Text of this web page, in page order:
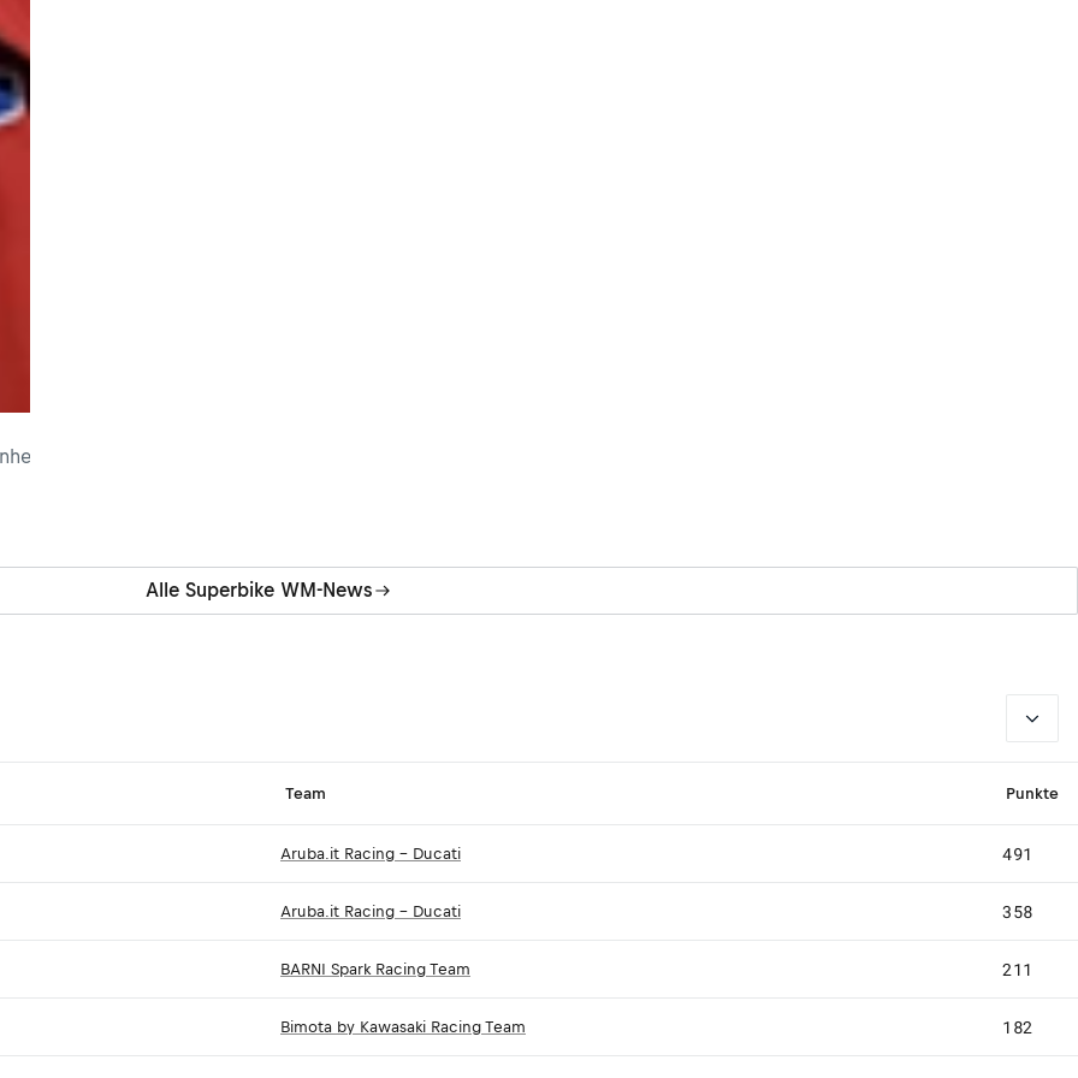
Titel um Titel in der Superbike-WM abgeräumt. Mit der alten Seilschaft sollen auch
Alle Superbike WM-News
Team Punkte
Aruba.it Racing - Ducati 491
Aruba.it Racing - Ducati 358
BARNI Spark Racing Team 211
Bimota by Kawasaki Racing Team 182